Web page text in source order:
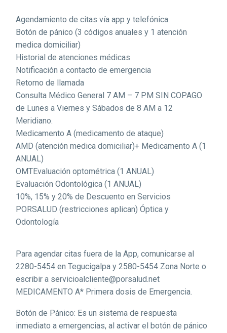
Agendamiento de citas vía app y telefónica
Botón de pánico (3 códigos anuales y 1 atención
medica domiciliar)
Historial de atenciones médicas
Notificación a contacto de emergencia
Retorno de llamada
Consulta Médico General 7 AM – 7 PM SIN COPAGO
de Lunes a Viernes y Sábados de 8 AM a 12
Meridiano.
Medicamento A (medicamento de ataque)
AMD (atención medica domiciliar)+ Medicamento A (1
ANUAL)
OMTEvaluación optométrica (1 ANUAL)
Evaluación Odontológica (1 ANUAL)
10%, 15% y 20% de Descuento en Servicios
PORSALUD (restricciones aplican) Óptica y
Odontología
Para agendar citas fuera de la App, comunicarse al
2280-5454 en Tegucigalpa y 2580-5454 Zona Norte o
escribir a servicioalcliente@porsalud.net
MEDICAMENTO A* Primera dosis de Emergencia.
Botón de Pánico: Es un sistema de respuesta
inmediato a emergencias, al activar el botón de pánico